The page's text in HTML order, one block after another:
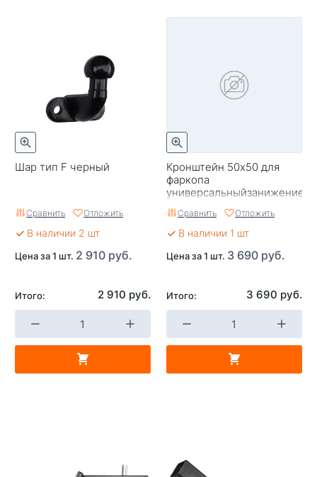
Шар тип F черный
Сравнить Отложить
В наличии 2 шт
Цена за 1 шт. 2 910 руб.
Итого: 2 910 руб.
Кронштейн 50х50 для
фаркопа
универсальныйзанижение
150 мм AVTOS
Сравнить Отложить
В наличии 1 шт
Цена за 1 шт. 3 690 руб.
Итого: 3 690 руб.